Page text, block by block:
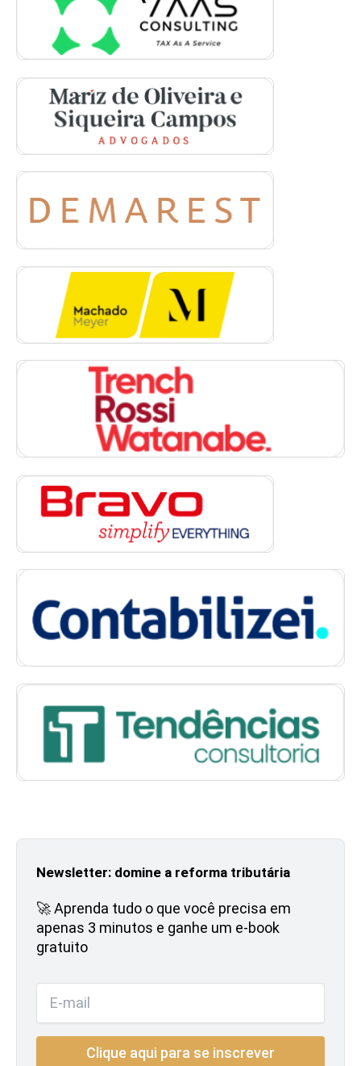
Newsletter: domine a reforma tributária
🚀 Aprenda tudo o que você precisa em
apenas 3 minutos e ganhe um e-book
gratuito